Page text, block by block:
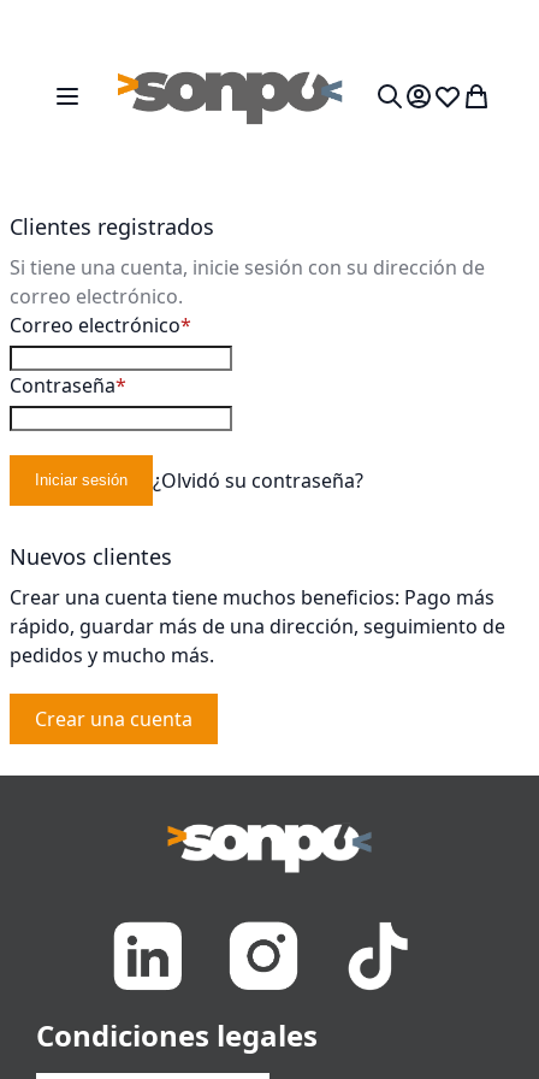
Toggle Nav Mi cesta
Clientes registrados
Si tiene una cuenta, inicie sesión con su dirección de
correo electrónico.
Correo electrónico
Contraseña
Iniciar sesión ¿Olvidó su contraseña?
Nuevos clientes
Crear una cuenta tiene muchos beneficios: Pago más
rápido, guardar más de una dirección, seguimiento de
pedidos y mucho más.
Crear una cuenta
Condiciones legales